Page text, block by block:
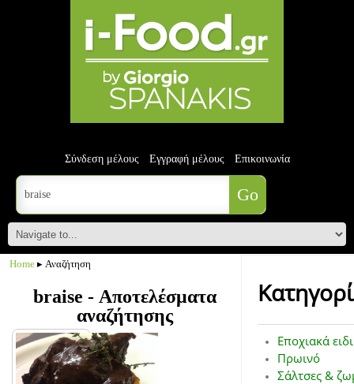
Σύνδεση μέλους Εγγραφή μέλους Επικοινωνία
Home ▸ Αναζήτηση
braise - Αποτελέσματα
αναζήτησης
Εποχιακά
Πρωινό
Σάλτσες &